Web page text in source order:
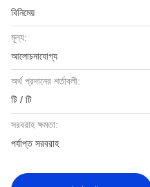
বিনিমেয়
মূল্য:
আলোচনাযোগ্য
অর্থ প্রদানের শর্তাবলী:
টি / টি
সরবরাহ ক্ষমতা:
পর্যাপ্ত সরবরাহ